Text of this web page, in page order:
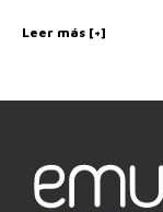
Leer más [+]